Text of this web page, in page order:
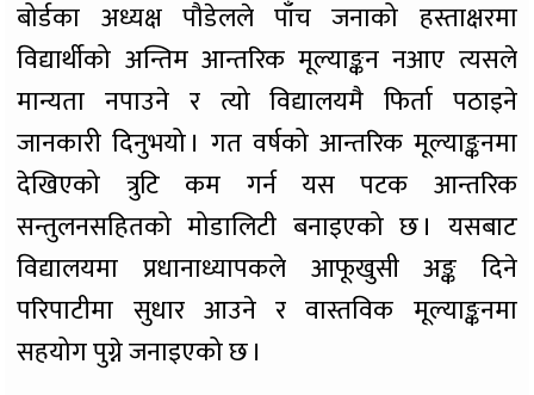
बोर्डका अध्यक्ष पौडेलले पाँच जनाको हस्ताक्षरमा
विद्यार्थीको अन्तिम आन्तरिक मूल्याङ्कन नआए त्यसले
मान्यता नपाउने र त्यो विद्यालयमै फिर्ता पठाइने
जानकारी दिनुभयो । गत वर्षको आन्तरिक मूल्याङ्कनमा
देखिएको त्रुटि कम गर्न यस पटक आन्तरिक
सन्तुलनसहितको मोडालिटी बनाइएको छ । यसबाट
विद्यालयमा प्रधानाध्यापकले आफूखुसी अङ्क दिने
परिपाटीमा सुधार आउने र वास्तविक मूल्याङ्कनमा
सहयोग पुग्ने जनाइएको छ ।